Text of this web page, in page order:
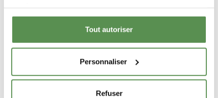
Tout autoriser
Personnaliser
Refuser
LIVRAISON RAPIDE, FRAIS DE
PAIEMENT SECURISE